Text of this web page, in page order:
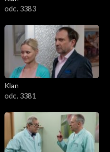
odc. 3383
Klan
odc. 3381